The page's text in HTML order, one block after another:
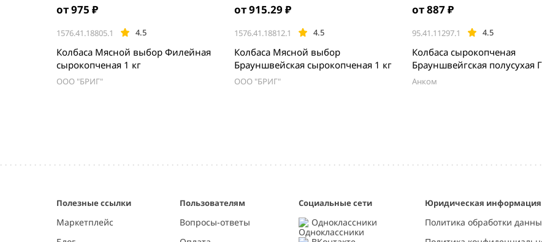
от 975 ₽
1576.41.18805.1 4.5
Колбаса Мясной выбор Филейная
сырокопченая 1 кг
ООО "БРИГ"
от 915.29 ₽
1576.41.18812.1 4.5
Колбаса Мясной выбор
Брауншвейская сырокопченая 1 кг
ООО "БРИГ"
от 887 ₽
95.41.11297.1 4.5
Колбаса сырокопченая
Анком
Полезные ссылки
Маркетплейс
Пользователям
Вопросы-ответы
Социальные сети
Одноклассники
Юридическая информация
Политика обработки